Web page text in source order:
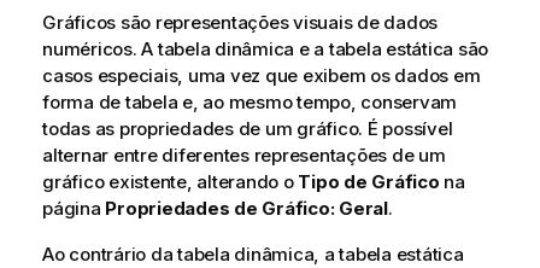
Gráficos são representações visuais de dados
numéricos. A tabela dinâmica e a tabela estática são
casos especiais, uma vez que exibem os dados em
forma de tabela e, ao mesmo tempo, conservam
todas as propriedades de um gráfico. É possível
alternar entre diferentes representações de um
gráfico existente, alterando o Tipo de Gráfico na
página Propriedades de Gráfico: Geral.
Ao contrário da tabela dinâmica, a tabela estática